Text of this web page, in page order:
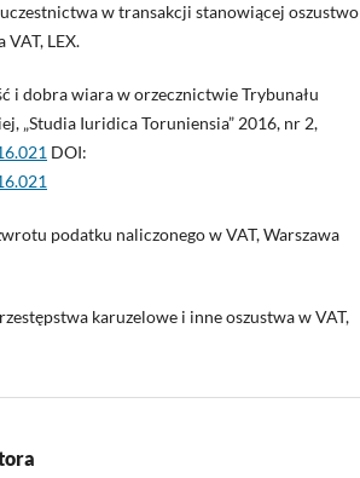
w transakcji stanowiącej oszustwo
LEX.
i dobra wiara w orzecznictwie Trybunału
„Studia Iuridica Toruniensia” 2016, nr 2,
DOI:
podatku naliczonego w VAT, Warszawa
karuzelowe i inne oszustwa w VAT,